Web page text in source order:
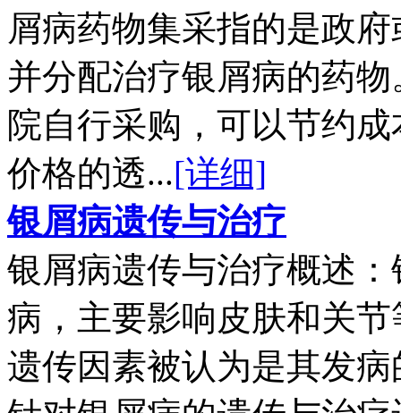
屑病药物集采指的是政
并分配治疗银屑病的药
院自行采购，可以节约
价格的透...[详细]
银屑病遗传与治疗
银屑病遗传与治疗概述
病，主要影响皮肤和关
遗传因素被认为是其发